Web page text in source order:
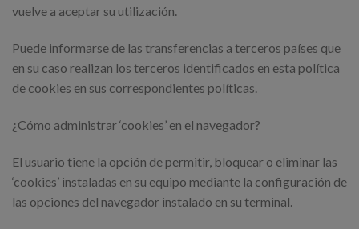
vuelve a aceptar su utilización.
Puede informarse de las transferencias a terceros países que
en su caso realizan los terceros identificados en esta política
de cookies en sus correspondientes políticas.
¿Cómo administrar ‘cookies’ en el navegador?
El usuario tiene la opción de permitir, bloquear o eliminar las
‘cookies’ instaladas en su equipo mediante la configuración de
las opciones del navegador instalado en su terminal.